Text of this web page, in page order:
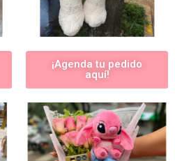
¡Agenda tu pedido
aquí!